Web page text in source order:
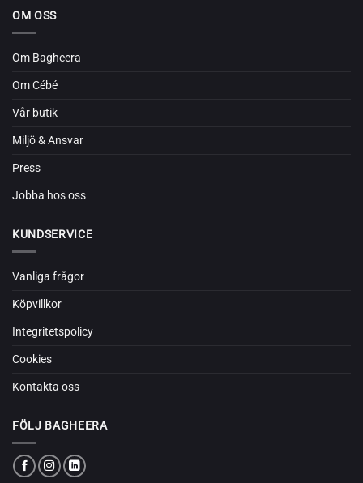
OM OSS
Om Bagheera
Om Cébé
Vår butik
Miljö & Ansvar
Press
Jobba hos oss
KUNDSERVICE
Vanliga frågor
Köpvillkor
Integritetspolicy
Cookies
Kontakta oss
FÖLJ BAGHEERA